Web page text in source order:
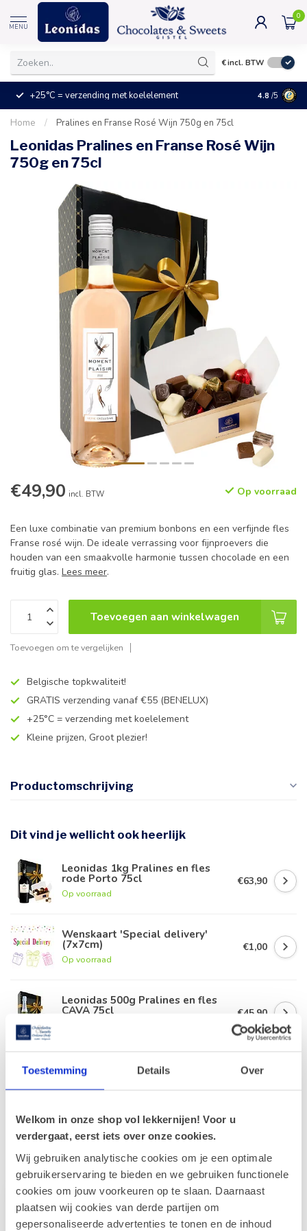
Toestemming Details Over
Welkom in onze shop vol lekkernijen! Voor u
verdergaat, eerst iets over onze cookies.
Wij gebruiken analytische cookies om je een optimale
gebruikerservaring te bieden en we gebruiken functionele
cookies om jouw voorkeuren op te slaan. Daarnaast
plaatsen wij cookies van derde partijen om
gepersonaliseerde advertenties te tonen en de inhoud
MENU
0
€incl. BTW
+25°C = verzending met koelelement Kleine
4.8 /5
Home / Pralines en Franse Rosé Wijn 750g en 75cl
Leonidas Pralines en Franse Rosé Wijn
750g en 75cl
€49,90 incl. BTW Op voorraad
Een luxe combinatie van premium bonbons en een verfijnde fles
Franse rosé wijn. De ideale verrassing voor fijnproevers die
houden van een smaakvolle harmonie tussen chocolade en een
fruitig glas. Lees meer.
Toevoegen aan winkelwagen
Toevoegen om te vergelijken
Belgische topkwaliteit!
GRATIS verzending vanaf €55 (BENELUX)
+25°C = verzending met koelelement
Kleine prijzen, Groot plezier!
Productomschrijving
Dit vind je wellicht ook heerlijk
Leonidas 1kg Pralines en fles
rode Porto 75cl
Op voorraad
€63,90
Wenskaart 'Special delivery'
(7x7cm)
Op voorraad
€1,00
Leonidas 500g Pralines en fles
CAVA 75cl €45,90
Leonidas 500g Pralines en fles
Champagne Gobillard 75cl
Op voorraad
€79,90
Recent bekeken